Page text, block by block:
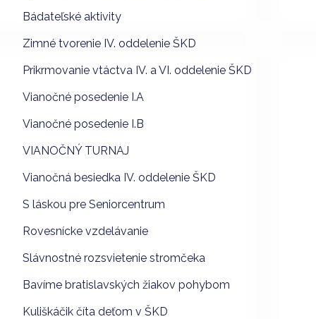
Bádateľské aktivity
Zimné tvorenie IV. oddelenie ŠKD
Prikrmovanie vtáctva IV. a VI. oddelenie ŠKD
Vianočné posedenie I.A
Vianočné posedenie I.B
VIANOČNÝ TURNAJ
Vianočná besiedka IV. oddelenie ŠKD
S láskou pre Seniorcentrum
Rovesnícke vzdelávanie
Slávnostné rozsvietenie stromčeka
Bavíme bratislavských žiakov pohybom
Kuliškáčik číta deťom v ŠKD